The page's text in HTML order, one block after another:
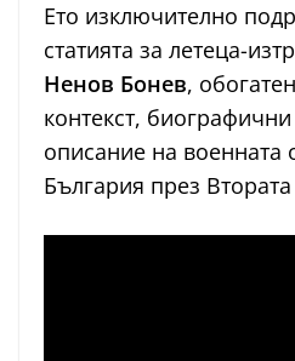
Ето изключително
статията за летеца-
Ненов Бонев,
контекст,
описание на военната
България през